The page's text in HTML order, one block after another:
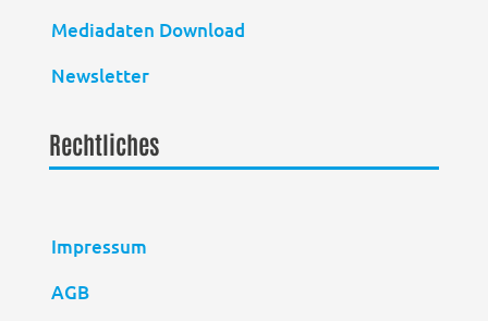
Mediadaten Download
Newsletter
Rechtliches
Impressum
AGB